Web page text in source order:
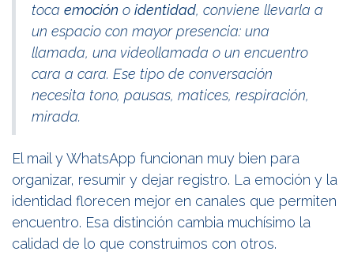
toca emoción o identidad, conviene llevarla a
un espacio con mayor presencia: una
llamada, una videollamada o un encuentro
cara a cara. Ese tipo de conversación
necesita tono, pausas, matices, respiración,
mirada.
El mail y WhatsApp funcionan muy bien para
organizar, resumir y dejar registro. La emoción y la
identidad florecen mejor en canales que permiten
encuentro. Esa distinción cambia muchísimo la
calidad de lo que construimos con otros.